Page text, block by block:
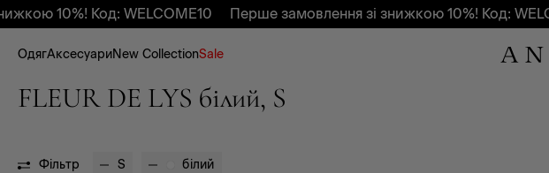
Код: WELCOME10 Перше замовлення зі знижкою 10%! Код: WELCOME10
ОдягАксесуариNew CollectionSale
FLEUR DE LYS білий, S
Фільтр S білий